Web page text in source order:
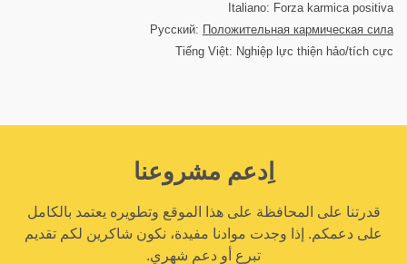
Italiano: Forza karmica positiva
Русский: Положительная кармическая сила
Tiếng Việt: Nghiệp lực thiện hảo/tích cực
اِدعم مشروعنا
قدرتنا على المحافظة على هذا الموقع وتطويره يعتمد بالكامل
على دعمكم. إذا وجدت موادنا مفيدة، نكون شاكرين لكم تقديم
تبرع أو دعم شهري.